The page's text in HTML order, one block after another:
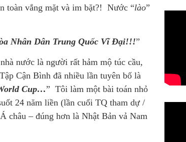
toàn vắng mặt và im bặt?! Nước “lào”
Nhân Dân Trung Quốc Vĩ Đại!!!”
nước là người rất hảm mộ túc cầu,
Cận Bình đã nhiều lần tuyên bố là
Cup…” Tôi làm một bài toán nhỏ
24 năm liền (lần cuối TQ tham dự /
châu – đúng hơn là Nhật Bản vả Nam